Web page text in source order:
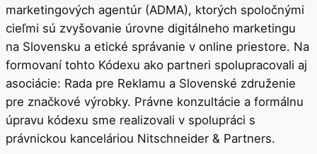
marketingových agentúr (ADMA), ktorých spoločnými
cieľmi sú zvyšovanie úrovne digitálneho marketingu
na Slovensku a etické správanie v online priestore. Na
formovaní tohto Kódexu ako partneri spolupracovali aj
asociácie: Rada pre Reklamu a Slovenské združenie
pre značkové výrobky. Právne konzultácie a formálnu
úpravu kódexu sme realizovali v spolupráci s
právnickou kanceláriou Nitschneider & Partners.